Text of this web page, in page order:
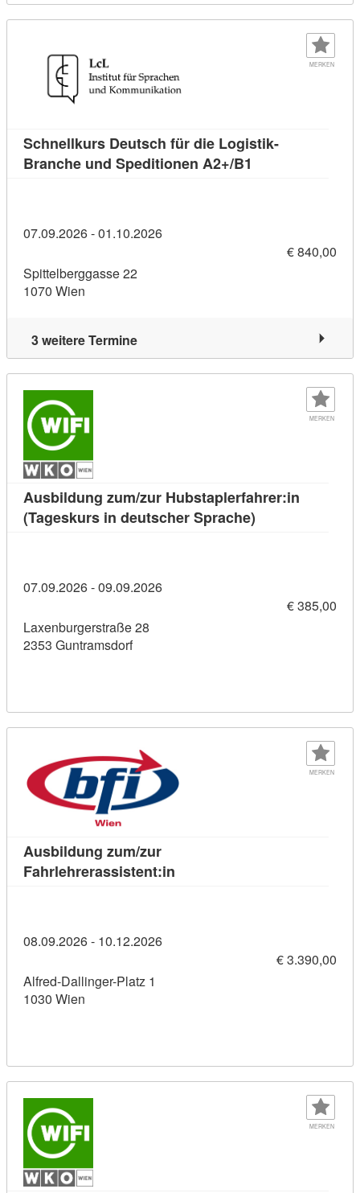
MERKEN
Schnellkurs Deutsch für die Logistik-
Branche und Speditionen A2+/B1
07.09.2026 - 01.10.2026
€ 840,00
Spittelberggasse 22
1070 Wien
3 weitere Termine
MERKEN
Ausbildung zum/zur Hubstaplerfahrer:in
(Tageskurs in deutscher Sprache)
07.09.2026 - 09.09.2026
€ 385,00
Laxenburgerstraße 28
2353 Guntramsdorf
MERKEN
Ausbildung zum/zur
Fahrlehrerassistent:in
08.09.2026 - 10.12.2026
€ 3.390,00
Alfred-Dallinger-Platz 1
1030 Wien
MERKEN